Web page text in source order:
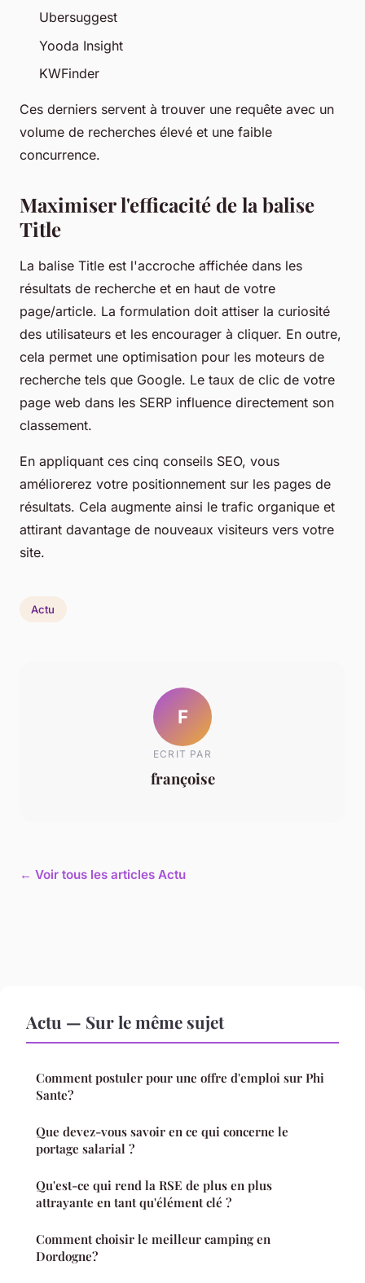
Ubersuggest
Yooda Insight
KWFinder
Ces derniers servent à trouver une requête avec un
volume de recherches élevé et une faible
concurrence.
Maximiser l'efficacité de la balise
Title
La balise Title est l'accroche affichée dans les
résultats de recherche et en haut de votre
page/article. La formulation doit attiser la curiosité
des utilisateurs et les encourager à cliquer. En outre,
cela permet une optimisation pour les moteurs de
recherche tels que Google. Le taux de clic de votre
page web dans les SERP influence directement son
classement.
En appliquant ces cinq conseils SEO, vous
améliorerez votre positionnement sur les pages de
résultats. Cela augmente ainsi le trafic organique et
attirant davantage de nouveaux visiteurs vers votre
site.
Actu
F
ECRIT PAR
françoise
← Voir tous les articles Actu
Actu — Sur le même sujet
Comment postuler pour une offre d'emploi sur Phi
Sante?
Que devez-vous savoir en ce qui concerne le
portage salarial ?
Qu'est-ce qui rend la RSE de plus en plus
attrayante en tant qu'élément clé ?
Comment choisir le meilleur camping en
Dordogne?